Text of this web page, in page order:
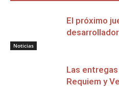
Noticias
El próximo
Las
Requiem y